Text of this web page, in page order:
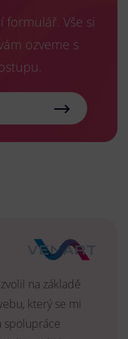
formulář. Vše si
ozveme s
na základě
který se mi
spolupráce